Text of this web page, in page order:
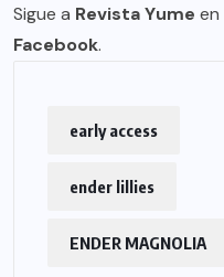
Sigue a Revista Yume en
Facebook.
early access
ender lillies
ENDER MAGNOLIA